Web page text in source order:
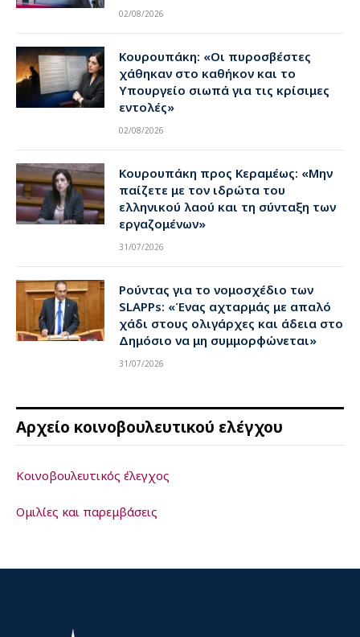
02/08/2026
Κουρουπάκη: «Οι πυροσβέστες
χάθηκαν στο καθήκον και το
Υπουργείο σιωπά για τις κρίσιμες
εντολές»
02/08/2026
Κουρουπάκη προς Κεραμέως: «Μην
παίζετε με τον ιδρώτα του
ελληνικού λαού και τη σύνταξη των
εργαζομένων»
31/07/2026
Ρούντας για το νομοσχέδιο των
SLAPPs: «Ένας αχταρμάς με απαλό
χάδι στους ολιγάρχες και άδεια στο
Δημόσιο να μη συμμορφώνεται»
31/07/2026
Αρχείο κοινοβουλευτικού ελέγχου
Κοινοβουλευτικός έλεγχος
Ομιλίες και παρεμβάσεις